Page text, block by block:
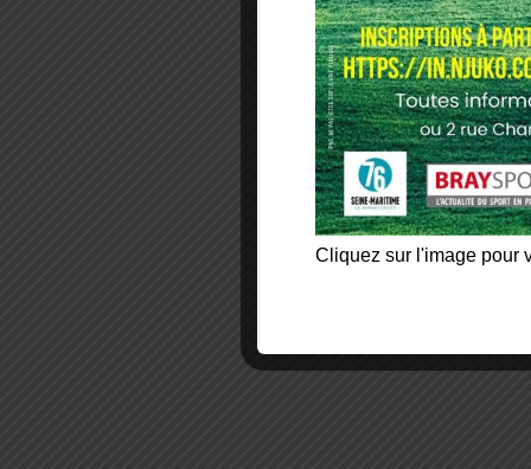
Cliquez sur l'image pour